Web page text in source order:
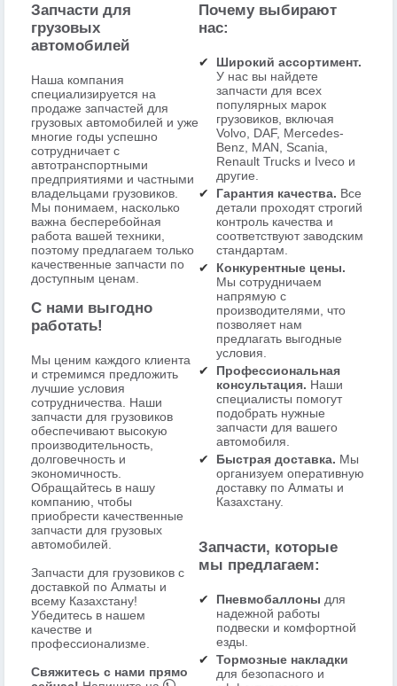
Запчасти для
грузовых
автомобилей
Наша компания
специализируется на
продаже запчастей для
грузовых автомобилей и уже
многие годы успешно
сотрудничает с
автотранспортными
предприятиями и частными
владельцами грузовиков.
Мы понимаем, насколько
важна бесперебойная
работа вашей техники,
поэтому предлагаем только
качественные запчасти по
доступным ценам.
С нами выгодно
работать!
Мы ценим каждого клиента
и стремимся предложить
лучшие условия
сотрудничества. Наши
запчасти для грузовиков
обеспечивают высокую
производительность,
долговечность и
экономичность.
Обращайтесь в нашу
компанию, чтобы
приобрести качественные
запчасти для грузовых
автомобилей.
Запчасти для грузовиков с
доставкой по Алматы и
всему Казахстану!
Убедитесь в нашем
качестве и
профессионализме.
Свяжитесь с нами прямо
Почему выбирают
нас:
Широкий ассортимент.
У нас вы найдете
запчасти для всех
популярных марок
грузовиков, включая
Volvo, DAF, Mercedes-
Benz, MAN, Scania,
Renault Trucks и Iveco и
другие.
Гарантия качества. Все
детали проходят строгий
контроль качества и
соответствуют заводским
стандартам.
Конкурентные цены.
Мы сотрудничаем
напрямую с
производителями, что
позволяет нам
предлагать выгодные
условия.
Профессиональная
консультация. Наши
специалисты помогут
подобрать нужные
запчасти для вашего
автомобиля.
Быстрая доставка. Мы
организуем оперативную
доставку по Алматы и
Казахстану.
Запчасти, которые
мы предлагаем:
Пневмобаллоны для
надежной работы
подвески и комфортной
езды.
Тормозные накладки
для безопасного и